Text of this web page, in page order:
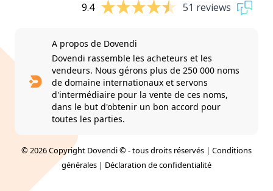
9.4 51 reviews
A propos de Dovendi
Dovendi rassemble les acheteurs et les
vendeurs. Nous gérons plus de 250 000 noms
de domaine internationaux et servons
d'intermédiaire pour la vente de ces noms,
dans le but d'obtenir un bon accord pour
toutes les parties.
© 2026 Copyright Dovendi © - tous droits réservés | Conditions
générales | Déclaration de confidentialité